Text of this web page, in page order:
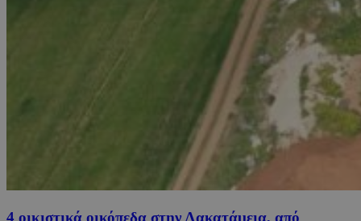
4 οικιστικά οικόπεδα στην Λακατάμεια, από